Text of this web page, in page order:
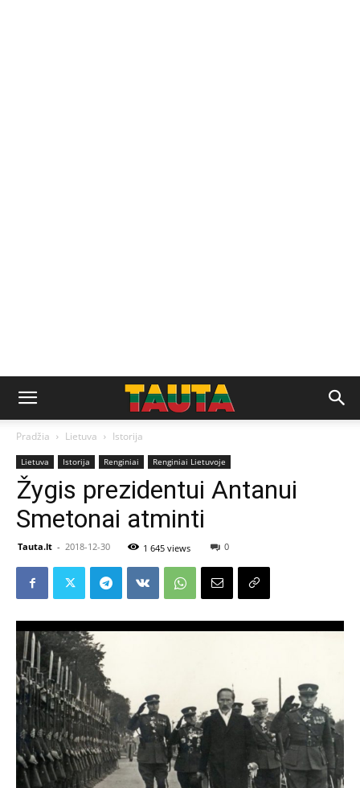
Pradžia Lietuva Istorija
Lietuva Istorija Renginiai Renginiai Lietuvoje
Žygis prezidentui Antanui
Smetonai atminti
Tauta.lt - 2018-12-30 1 645 views 0